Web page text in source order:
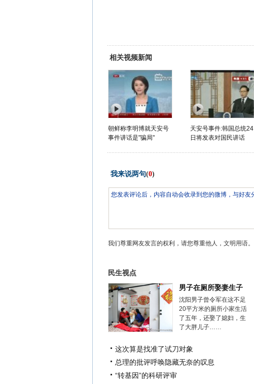
相关视频新闻
朝鲜称李明博就天安号
事件讲话是"骗局"
天安号事件:韩国总统24
日将发表对国民讲话
我来说两句(0)
我们尊重网友发言的权利，请您尊重他人，文明用语。
民生视点
男子在厕所娶妻生子
沈阳男子曾令军在这不足
20平方米的厕所小家生活
了五年，还娶了媳妇，生
了大胖儿子……
这次算是找准了试刀对象
总理的批评呼唤隐藏无奈的叹息
“转基因”的科研评审